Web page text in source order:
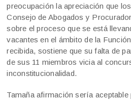
preocupación la apreciación que
Consejo de Abogados y
sobre el proceso que se está
vacantes en el ámbito de la
recibida, sostiene que su falta de
de sus 11 miembros vicia al
inconstitucionalidad.
Tamaña afirmación sería